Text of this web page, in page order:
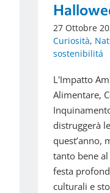
27 Ottobre
Curiosità,
sostenibilitá
L'Impatto
Alimentare,
distruggerà
quest’anno,
tanto bene
festa
culturali e